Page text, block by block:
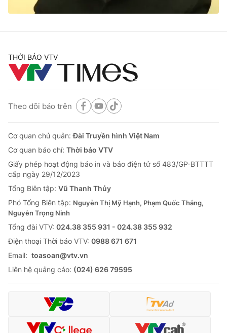
THỜI BÁO VTV
Theo dõi báo trên
Cơ quan chủ quản:Đài Truyền hình Việt Nam
Cơ quan báo chí: Thời báo VTV
Giấy phép hoạt động báo in và báo điện tử số 483/GP-BTTTT
cấp ngày 29/12/2023
Tổng Biên tập: Vũ Thanh Thủy
Phó Tổng Biên tập: Nguyễn Thị Mỹ Hạnh, Phạm Quốc Thắng,
Nguyễn Trọng Ninh
Tổng đài VTV: 024.38 355 931 - 024.38 355 932
Ðiện thoại Thời báo VTV: 0988 671 671
Email: toasoan@vtv.vn
Liên hệ quảng cáo: (024) 626 79595